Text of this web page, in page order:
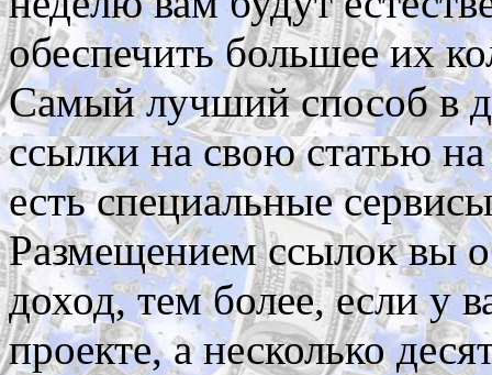
обеспечить большее их
Самый лучший способ в
ссылки на свою статью
есть специальные
Размещением ссылок вы
доход, тем более, если у
проекте, а несколько